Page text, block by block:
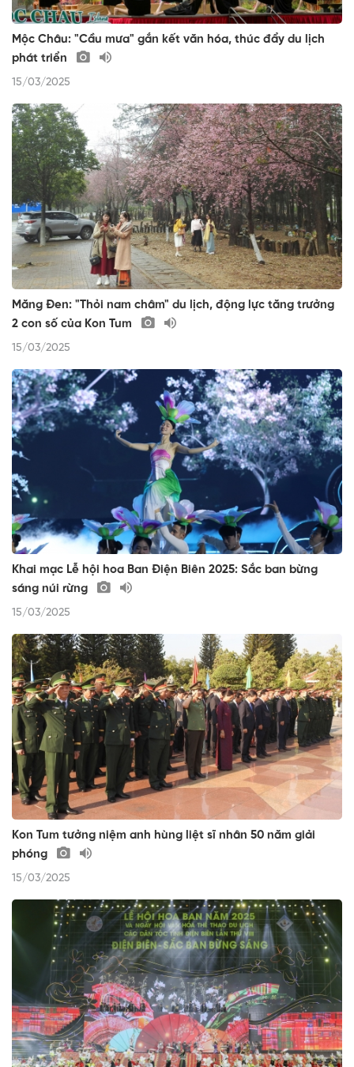
Mộc Châu: "Cầu mưa" gắn kết văn hóa, thúc đẩy du lịch
phát triển
15/03/2025
Măng Đen: "Thỏi nam châm" du lịch, động lực tăng trưởng
2 con số của Kon Tum
15/03/2025
Khai mạc Lễ hội hoa Ban Điện Biên 2025: Sắc ban bừng
sáng núi rừng
15/03/2025
Kon Tum tưởng niệm anh hùng liệt sĩ nhân 50 năm giải
phóng
15/03/2025